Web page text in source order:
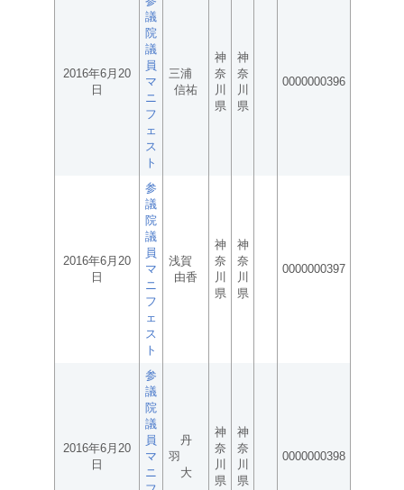
2016年6月20
日
議
院
議
員
マ
ニ
フ
ェ
ス
ト
三浦
信祐
神
奈
川
県
神
奈
川
県
0000000396
2016年6月20
日
参
議
院
議
員
マ
ニ
フ
ェ
ス
ト
浅賀
由香
神
奈
川
県
神
奈
川
県
0000000397
2016年6月20
日
参
議
院
議
員
マ
ニ
丹
羽
大
神
奈
川
県
神
奈
川
県
0000000398